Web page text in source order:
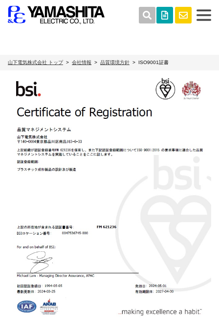
山下電気株式会社 トップ 会社情報 品質環境方針 ISO9001証書